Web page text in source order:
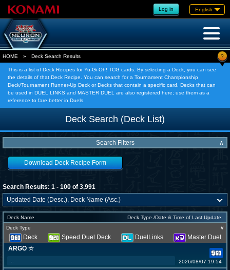
Log in English
HOME » Deck Search Results ?
This is a list of Deck Recipes for Yu-Gi-Oh! TCG cards. By selecting a Deck, you can see
the details of that Deck Recipe. You can search for a Tournament Championship
Deck/Tournament Runner-Up Deck or Decks that contain a specific card. Decks that can
be used in DUEL LINKS and MASTER DUEL are also registered here; use them as a
reference to fare better in Duels.
Deck Search (Deck List)
Search Filters ∧
Download Deck Recipe Form
Search Results: 1 - 100 of 3,991
Deck Name
Deck Type /Date & Time of Last Update:
Deck Type
∨
Deck Speed Duel Deck DuelLinks
Master Duel
ARGO ☆
... 2026/08/07 19:54